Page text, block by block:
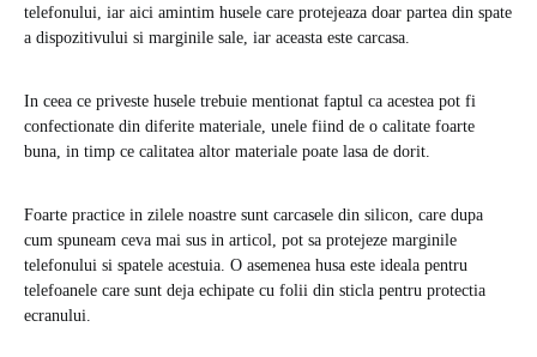
telefonului, iar aici amintim husele care protejeaza doar partea din spate
a dispozitivului si marginile sale, iar aceasta este carcasa.
In ceea ce priveste husele trebuie mentionat faptul ca acestea pot fi
confectionate din diferite materiale, unele fiind de o calitate foarte
buna, in timp ce calitatea altor materiale poate lasa de dorit.
Foarte practice in zilele noastre sunt carcasele din silicon, care dupa
cum spuneam ceva mai sus in articol, pot sa protejeze marginile
telefonului si spatele acestuia. O asemenea husa este ideala pentru
telefoanele care sunt deja echipate cu folii din sticla pentru protectia
ecranului.